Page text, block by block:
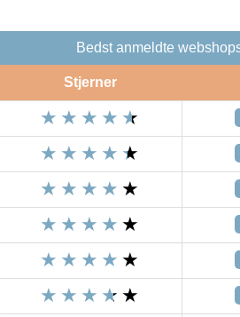
Bedst anmeldte
Stjerner